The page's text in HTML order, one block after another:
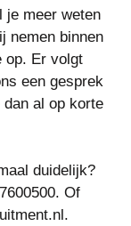
je meer weten
nemen binnen
op. Er volgt
een gesprek
al op korte
duidelijk?
Of